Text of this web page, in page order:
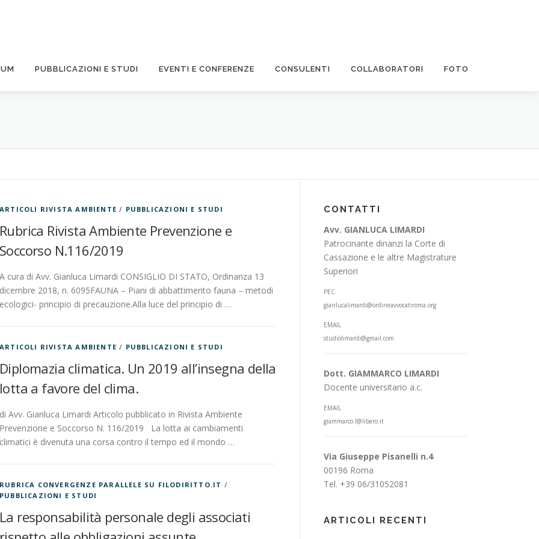
PUBBLICAZIONI E STUDI EVENTI E CONFERENZE CONSULENTI COLLABORATORI FOTO
ARTICOLI RIVISTA AMBIENTE / PUBBLICAZIONI E STUDI
Rubrica Rivista Ambiente Prevenzione e
Soccorso N.116/2019
A cura di Avv. Gianluca Limardi CONSIGLIO DI STATO, Ordinanza 13
dicembre 2018, n. 6095FAUNA – Piani di abbattimento fauna – metodi
ecologici- principio di precauzione.Alla luce del principio di …
ARTICOLI RIVISTA AMBIENTE / PUBBLICAZIONI E STUDI
Diplomazia climatica. Un 2019 all’insegna della
lotta a favore del clima.
di Avv. Gianluca Limardi Articolo pubblicato in Rivista Ambiente
Prevenzione e Soccorso N. 116/2019 La lotta ai cambiamenti
climatici è divenuta una corsa contro il tempo ed il mondo …
RUBRICA CONVERGENZE PARALLELE SU FILODIRITTO.IT /
PUBBLICAZIONI E STUDI
La responsabilità personale degli associati
CONTATTI
Avv. GIANLUCA LIMARDI
Patrocinante dinanzi la Corte di
Cassazione e le altre Magistrature
Superiori
PEC
gianlucalimardi@ordineavvocatiroma.org
EMAIL
studiolimardi@gmail.com
Dott. GIAMMARCO LIMARDI
Docente universitario a.c.
EMAIL
giammarco.l@libero.it
Via Giuseppe Pisanelli n.4
00196 Roma
Tel. +39 06/31052081
ARTICOLI RECENTI